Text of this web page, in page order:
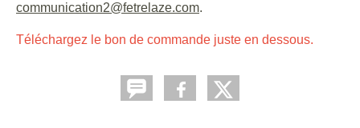
communication2@fetrelaze.com.
Téléchargez le bon de commande juste en dessous.